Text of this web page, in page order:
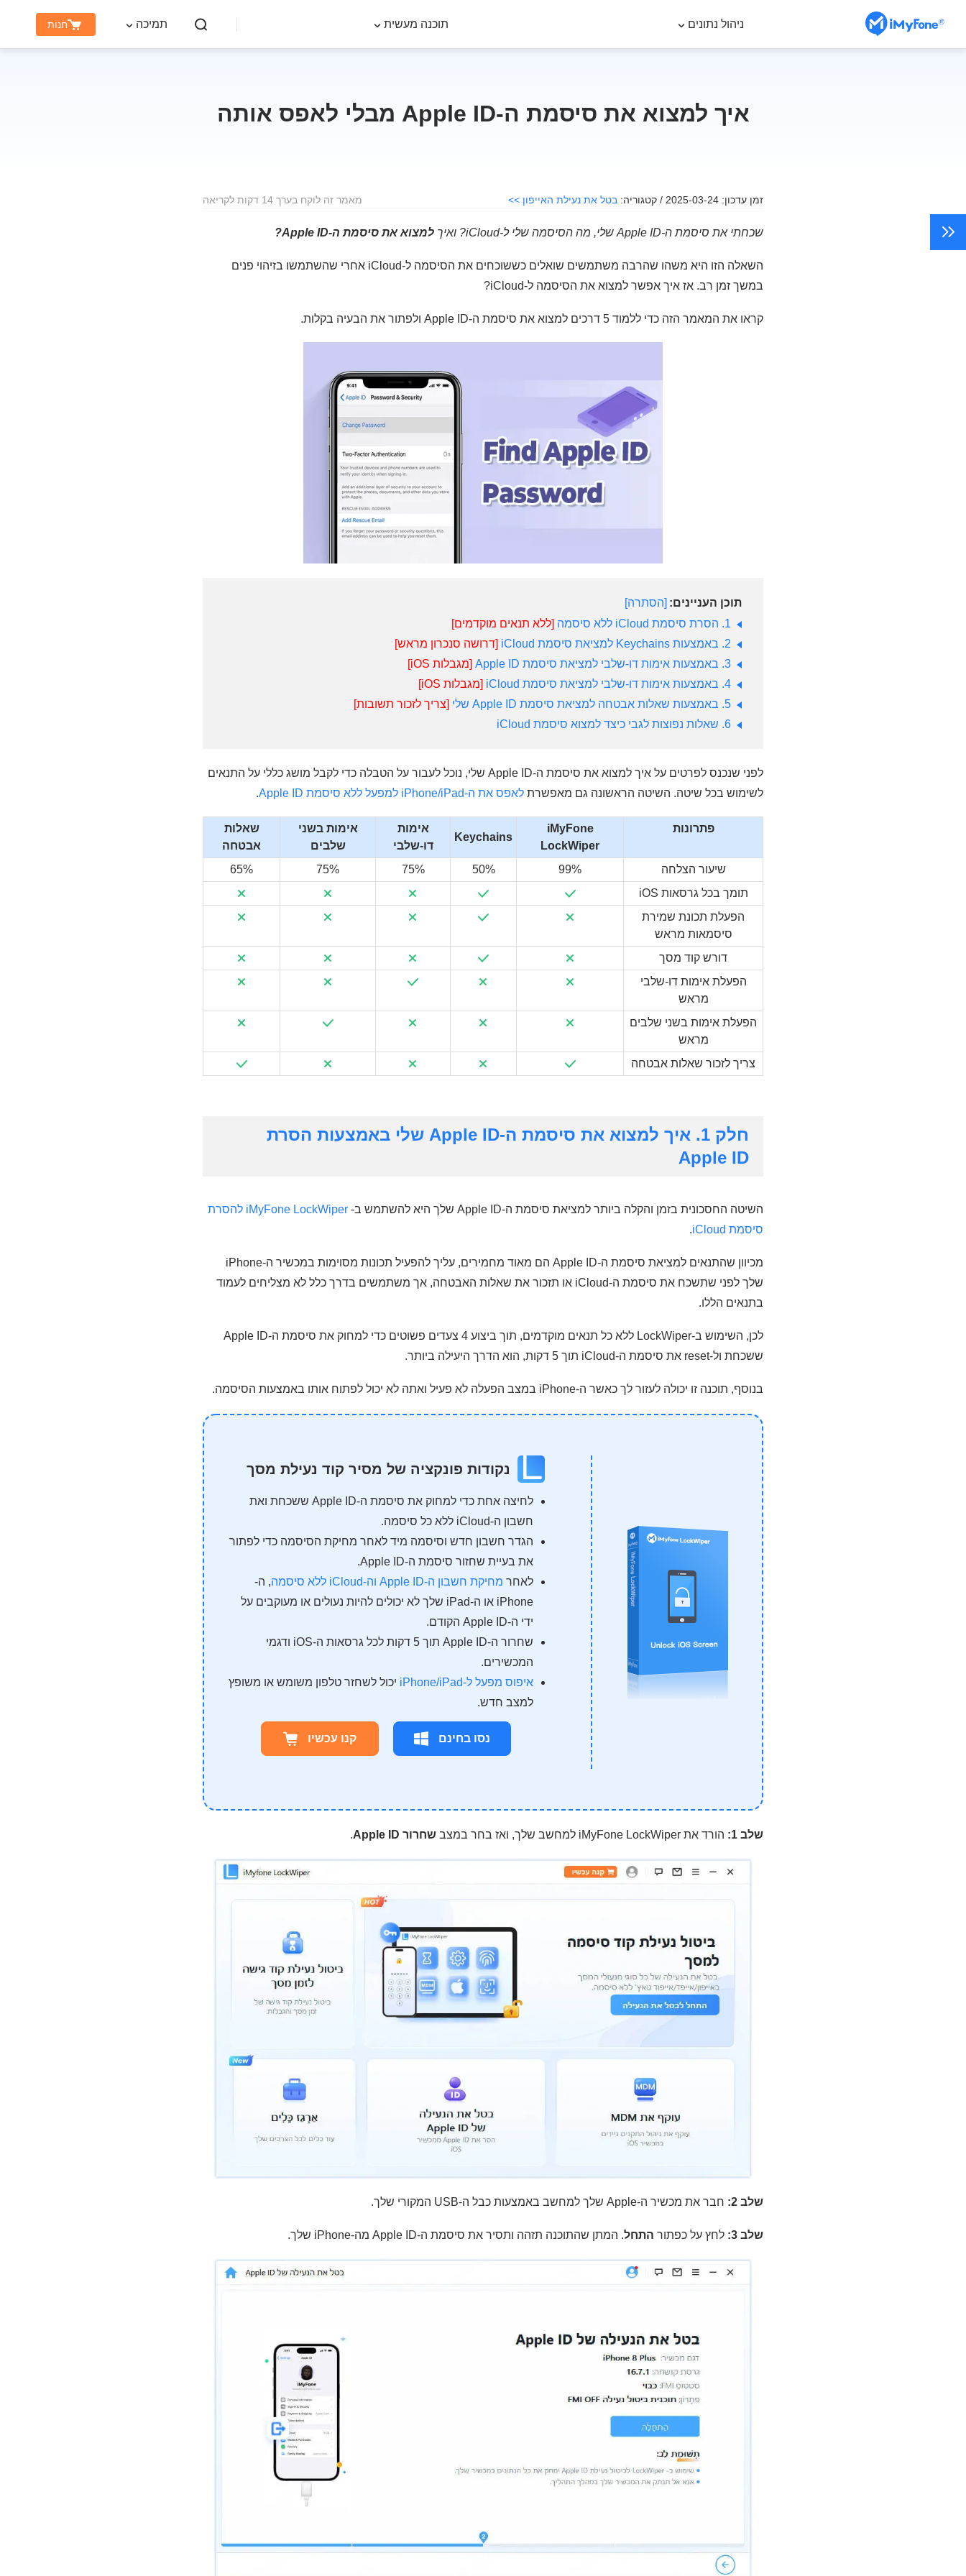
ניהול נתונים תוכנה מעשית תמיכה חנות
איך למצוא את סיסמת ה-Apple ID מבלי לאפס אותה
זמן עדכון: 2025-03-24 / קטגוריה: בטל את נעילת האייפון >> מאמר זה לוקח בערך 14 דקות לקריאה
שכחתי את סיסמת ה-Apple ID שלי, מה הסיסמה שלי ל-iCloud? ואיך למצוא את סיסמת ה-Apple ID?
השאלה הזו היא משהו שהרבה משתמשים שואלים כששוכחים את הסיסמה ל-iCloud אחרי שהשתמשו בזיהוי פנים
במשך זמן רב. אז איך אפשר למצוא את הסיסמה ל-iCloud?
קראו את המאמר הזה כדי ללמוד 5 דרכים למצוא את סיסמת ה-Apple ID ולפתור את הבעיה בקלות.
תוכן העניינים: הסתרה
1. הסרת סיסמת iCloud ללא סיסמה
[ללא תנאים מוקדמים]
2. באמצעות Keychains למציאת סיסמת iCloud
[דרושה סנכרון מראש]
3. באמצעות אימות דו-שלבי למציאת סיסמת Apple ID
[מגבלות iOS]
4. באמצעות אימות דו-שלבי למציאת סיסמת iCloud
[מגבלות iOS]
5. באמצעות שאלות אבטחה למציאת סיסמת Apple ID שלי
[צריך לזכור תשובות]
6. שאלות נפוצות לגבי כיצד למצוא סיסמת iCloud
לפני שנכנס לפרטים על איך למצוא את סיסמת ה-Apple ID שלי, נוכל לעבור על הטבלה כדי לקבל מושג כללי על התנאים
לשימוש בכל שיטה. השיטה הראשונה גם מאפשרת לאפס את ה-iPhone/iPad למפעל ללא סיסמת Apple ID .
פתרונות
iMyFone
LockWiper
Keychains
אימות
דו-שלבי
אימות בשני
שלבים
שאלות
אבטחה
שיעור הצלחה
99%
50%
75%
75%
65%
תומך בכל גרסאות iOS
הפעלת תכונת שמירת
סיסמאות מראש
דורש קוד מסך
הפעלת אימות דו-שלבי
מראש
הפעלת אימות בשני שלבים
מראש
צריך לזכור שאלות אבטחה
חלק 1. איך למצוא את סיסמת ה-Apple ID שלי באמצעות הסרת
Apple ID
השיטה החסכונית בזמן והקלה ביותר למציאת סיסמת ה-Apple ID שלך היא להשתמש ב-
iMyFone LockWiper להסרת
סיסמת iCloud
.
מכיוון שהתנאים למציאת סיסמת ה-Apple ID הם מאוד מחמירים, עליך להפעיל תכונות מסוימות במכשיר ה-iPhone
שלך לפני שתשכח את סיסמת ה-iCloud או תזכור את שאלות האבטחה, אך משתמשים בדרך כלל לא מצליחים לעמוד
בתנאים הללו.
לכן, השימוש ב-LockWiper ללא כל תנאים מוקדמים, תוך ביצוע 4 צעדים פשוטים כדי למחוק את סיסמת ה-Apple ID
ששכחת ול-reset את סיסמת ה-iCloud תוך 5 דקות, הוא הדרך היעילה ביותר.
בנוסף, תוכנה זו יכולה לעזור לך כאשר ה-iPhone במצב הפעלה לא פעיל ואתה לא יכול לפתוח אותו באמצעות הסיסמה.
נקודות פונקציה של מסיר קוד נעילת מסך
לחיצה אחת כדי למחוק את סיסמת ה-Apple ID ששכחת ואת
חשבון ה-iCloud ללא כל סיסמה.
הגדר חשבון חדש וסיסמה מיד לאחר מחיקת הסיסמה כדי לפתור
את בעיית שחזור סיסמת ה-Apple ID.
לאחר מחיקת חשבון ה-Apple ID וה-iCloud ללא סיסמה
, ה-
iPhone או ה-iPad שלך לא יכולים להיות נעולים או מעוקבים על
ידי ה-Apple ID הקודם.
שחרור ה-Apple ID תוך 5 דקות לכל גרסאות ה-iOS ודגמי
המכשירים.
איפוס מפעל ל-iPhone/iPad
יכול לשחזר טלפון משומש או משופץ
למצב חדש.
נסו בחינם קנו עכשיו
שלב 1: הורד את iMyFone LockWiper למחשב שלך, ואז בחר במצב שחרור Apple ID .
שלב 2: חבר את מכשיר ה-Apple שלך למחשב באמצעות כבל ה-USB המקורי שלך.
שלב 3: לחץ על כפתור התחל. המתן שהתוכנה תזהה ותסיר את סיסמת ה-Apple ID מה-iPhone שלך.